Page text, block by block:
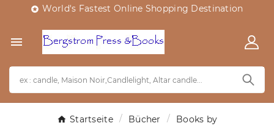
 World's Fastest Online Shopping Destination

Startseite Bücher
Books by